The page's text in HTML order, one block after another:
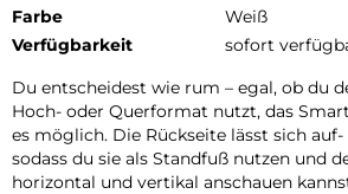
Farbe
Weiß
Verfügbarkeit
sofort
Du entscheidest wie rum – egal, ob du
Hoch- oder Querformat nutzt, das
es möglich. Die Rückseite lässt sich
sodass du sie als Standfuß nutzen und
horizontal und vertikal anschauen